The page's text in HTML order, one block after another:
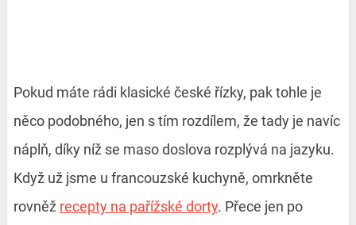
Pokud máte rádi klasické české řízky, pak tohle je
něco podobného, jen s tím rozdílem, že tady je navíc
náplň, díky níž se maso doslova rozplývá na jazyku.
Když už jsme u francouzské kuchyně, omrkněte
rovněž recepty na pařížské dorty. Přece jen po